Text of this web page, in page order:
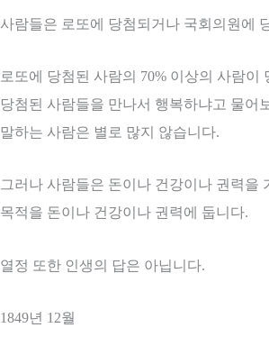
사람들은 로또에 당첨되거나 국회의원에
로또에 당첨된 사람의 70% 이상의 사람이
당첨된 사람들을 만나서 행복하냐고 물어
말하는 사람은 별로 많지 않습니다.
그러나 사람들은 돈이나 건강이나 권력을
목적을 돈이나 건강이나 권력에 둡니다.
열정 또한 인생의 답은 아닙니다.
1849년 12월